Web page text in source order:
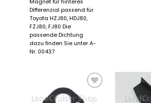
Magnet für hinteres
Differenzial passend für
Toyota HZJ80, HDJ80,
FZJ80, FJ80 Die
passende Dichtung
dazu finden Sie unter A-
Nr. 00437
Zum